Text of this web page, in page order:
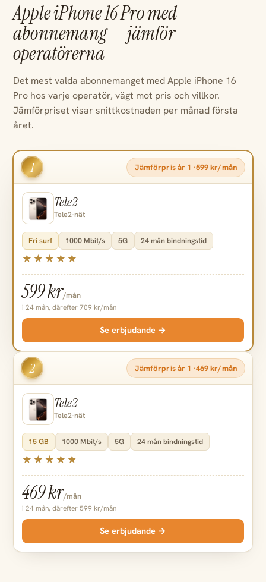
Apple iPhone 16 Pro med
abonnemang — jämför
operatörerna
Det mest valda abonnemanget med Apple iPhone 16
Pro hos varje operatör, vägt mot pris och villkor.
Jämförpriset visar snittkostnaden per månad första
året.
1 Jämförpris år 1 ·599 kr/mån
Tele2
Tele2-nät
Fri surf 1000 Mbit/s 5G 24 mån bindningstid
599 kr/mån
i 24 mån, därefter 709 kr/mån
Se erbjudande →
2 Jämförpris år 1 ·469 kr/mån
Tele2
Tele2-nät
15 GB 1000 Mbit/s 5G 24 mån bindningstid
469 kr/mån
i 24 mån, därefter 599 kr/mån
Se erbjudande →